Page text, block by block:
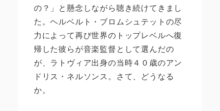
の？」と懸念しながら聴き続けてきまし
た。ヘルベルト・ブロムシュテットの尽
力によって再び世界のトップレベルへ復
帰した彼らが音楽監督として選んだの
が、ラトヴィア出身の当時４０歳のアン
ドリス・ネルソンス。さて、どうなる
か。